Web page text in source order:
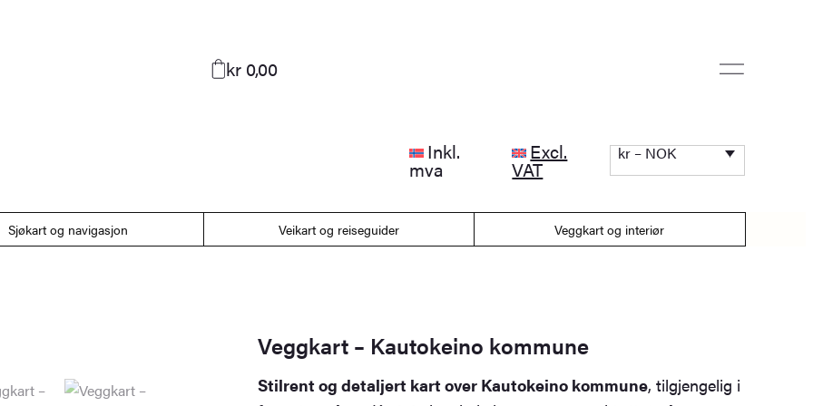
kr 0,00
Inkl.
mva
Excl.
VAT
kr – NOK
Sjøkart og navigasjon Veikart og reiseguider Veggkart og interiør
Veggkart – Kautokeino kommune
Stilrent og detaljert kart over Kautokeino kommune, tilgjengelig i